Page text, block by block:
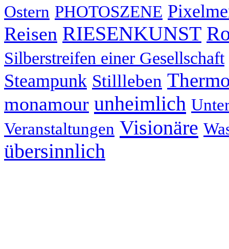
Ostern PHOTOSZENE
Reisen RIESENKUNST
Silberstreifen einer Gesellschaft
Steampunk Stillleben
monamour unheimlich
Veranstaltungen Visionäre
übersinnlich